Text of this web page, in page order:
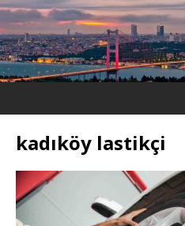
kadıköy lastikçi